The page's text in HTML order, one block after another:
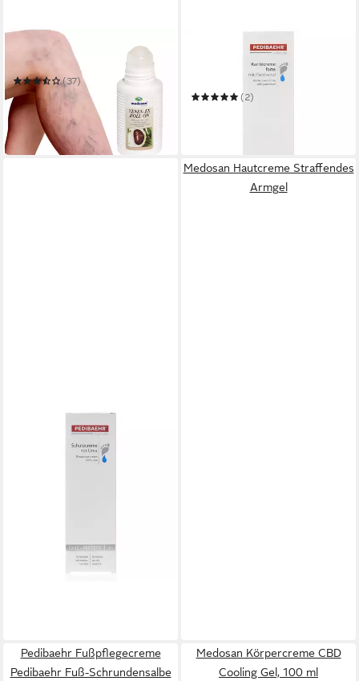
Hautcreme Venen-Ex Roll-On
(37)
14,95 €
(19,93 €/ 100 ml)
in 2-3 Werktagen bei dir
Fußcreme Pedibaehr
Karitécreme forte mit
Panthenol 125ml
(2)
Fußpflegecreme Pedibaehr
Schutzcreme mit Urea 125ml
Medosan Hautcreme Straffendes
Armgel
Pedibaehr Fußpflegecreme
Pedibaehr Fuß-Schrundensalbe
Medosan Körpercreme CBD
Cooling Gel, 100 ml